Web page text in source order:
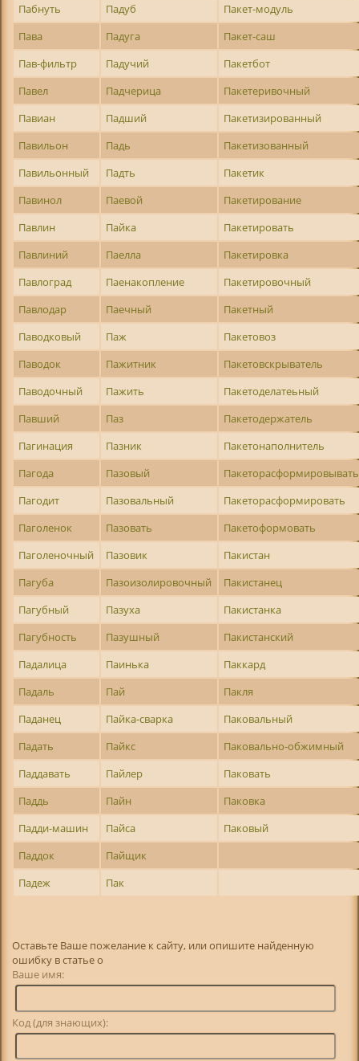
Пабнуть
Падуб
Пакет-модуль
Пава
Падуга
Пакет-саш
Пав-фильтр
Падучий
Пакетбот
Павел
Падчерица
Пакетеривочный
Павиан
Падший
Пакетизированный
Павильон
Падь
Пакетизованный
Павильонный
Падть
Пакетик
Павинол
Паевой
Пакетирование
Павлин
Пайка
Пакетировать
Павлиний
Паелла
Пакетировка
Павлоград
Паенакопление
Пакетировочный
Павлодар
Паечный
Пакетный
Паводковый
Паж
Пакетовоз
Паводок
Пажитник
Пакетовскрыватель
Паводочный
Пажить
Пакетоделатеьный
Павший
Паз
Пакетодержатель
Пагинация
Пазник
Пакетонаполнитель
Пагода
Пазовый
Пакеторасформировывать
Пагодит
Пазовальный
Пакеторасформировать
Паголенок
Пазовать
Пакетоформовать
Паголеночный
Пазовик
Пакистан
Пагуба
Пазоизолировочный
Пакистанец
Пагубный
Пазуха
Пакистанка
Пагубность
Пазушный
Пакистанский
Падалица
Паинька
Паккард
Падаль
Пай
Пакля
Паданец
Пайка-сварка
Паковальный
Падать
Пайкс
Паковально-обжимный
Паддавать
Пайлер
Паковать
Паддь
Пайн
Паковка
Падди-машин
Пайса
Паковый
Паддок
Пайщик
Падеж
Пак
Оставьте Ваше пожелание к сайту, или опишите найденную
ошибку в статье о
Ваше имя:
Код (для знающих):